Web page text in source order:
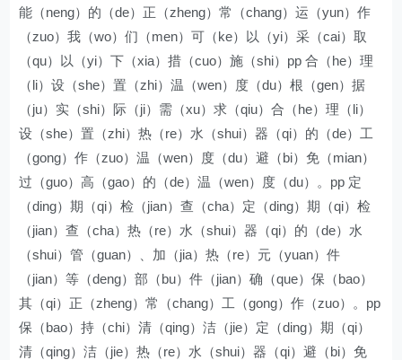
能（neng）的（de）正（zheng）常（chang）运（yun）作
（zuo）我（wo）们（men）可（ke）以（yi）采（cai）取
（qu）以（yi）下（xia）措（cuo）施（shi）pp 合（he）理
（li）设（she）置（zhi）温（wen）度（du）根（gen）据
（ju）实（shi）际（ji）需（xu）求（qiu）合（he）理（li）
设（she）置（zhi）热（re）水（shui）器（qi）的（de）工
（gong）作（zuo）温（wen）度（du）避（bi）免（mian）
过（guo）高（gao）的（de）温（wen）度（du）。pp 定
（ding）期（qi）检（jian）查（cha）定（ding）期（qi）检
（jian）查（cha）热（re）水（shui）器（qi）的（de）水
（shui）管（guan）、加（jia）热（re）元（yuan）件
（jian）等（deng）部（bu）件（jian）确（que）保（bao）
其（qi）正（zheng）常（chang）工（gong）作（zuo）。pp
保（bao）持（chi）清（qing）洁（jie）定（ding）期（qi）
清（qing）洁（jie）热（re）水（shui）器（qi）避（bi）免